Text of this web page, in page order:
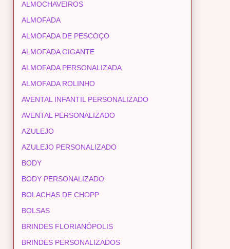
ALMOCHAVEIROS
ALMOFADA
ALMOFADA DE PESCOÇO
ALMOFADA GIGANTE
ALMOFADA PERSONALIZADA
ALMOFADA ROLINHO
AVENTAL INFANTIL PERSONALIZADO
AVENTAL PERSONALIZADO
AZULEJO
AZULEJO PERSONALIZADO
BODY
BODY PERSONALIZADO
BOLACHAS DE CHOPP
BOLSAS
BRINDES FLORIANÓPOLIS
BRINDES PERSONALIZADOS